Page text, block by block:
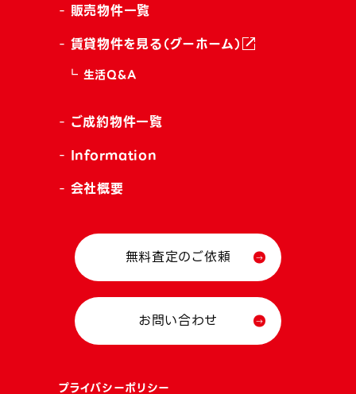
販売物件一覧
賃貸物件を見る（グーホーム）
生活Q&A
ご成約物件一覧
Information
会社概要
無料査定のご依頼
お問い合わせ
プライバシーポリシー